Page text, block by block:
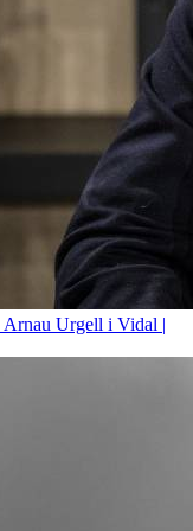
Arnau Urgell i Vidal |